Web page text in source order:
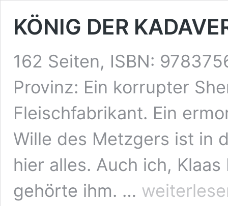
KÖNIG DER
162 Seiten, ISBN:
Provinz: Ein korrupter
Fleischfabrikant. Ein
Wille des Metzgers ist in
hier alles. Auch ich,
gehörte ihm. …
DER